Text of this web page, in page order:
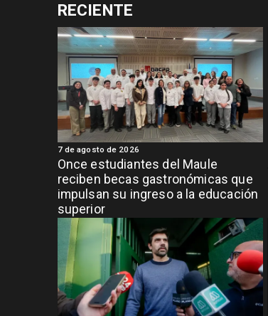
RECIENTE
Once estudiantes del Maule
reciben becas gastronómicas que
impulsan su ingreso a la educación
superior
7 de agosto de 2026